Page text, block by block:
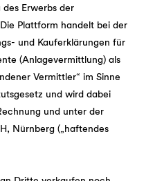
Erwerbs der
Plattform handelt bei der
und Kauferklärungen für
(Anlagevermittlung) als
Vermittler“ im Sinne
und wird dabei
und unter der
Nürnberg („haftendes